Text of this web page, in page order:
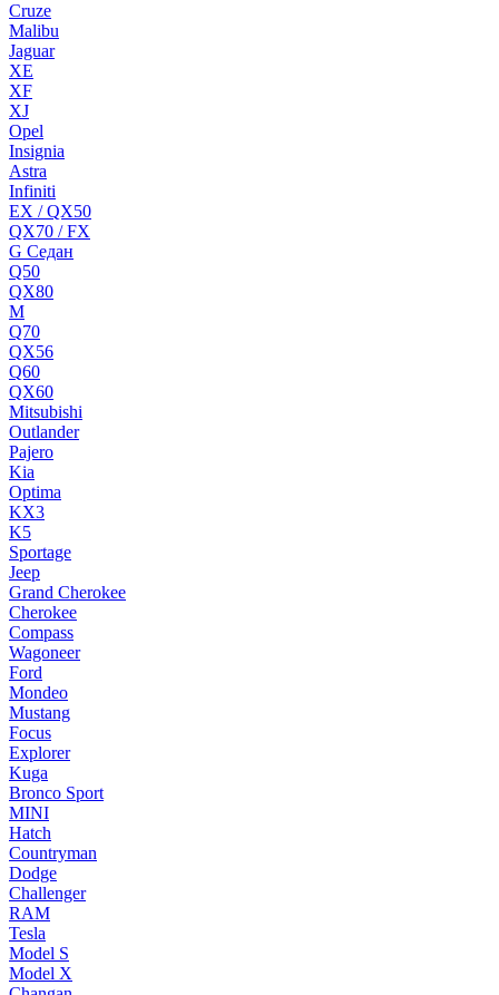
Cruze
Malibu
Jaguar
XE
XF
XJ
Opel
Insignia
Astra
Infiniti
EX / QX50
QX70 / FX
G Cедан
Q50
QX80
M
Q70
QX56
Q60
QX60
Mitsubishi
Outlander
Pajero
Kia
Optima
KX3
K5
Sportage
Jeep
Grand Cherokee
Cherokee
Compass
Wagoneer
Ford
Mondeo
Mustang
Focus
Explorer
Kuga
Bronco Sport
MINI
Hatch
Countryman
Dodge
Challenger
RAM
Tesla
Model S
Model X